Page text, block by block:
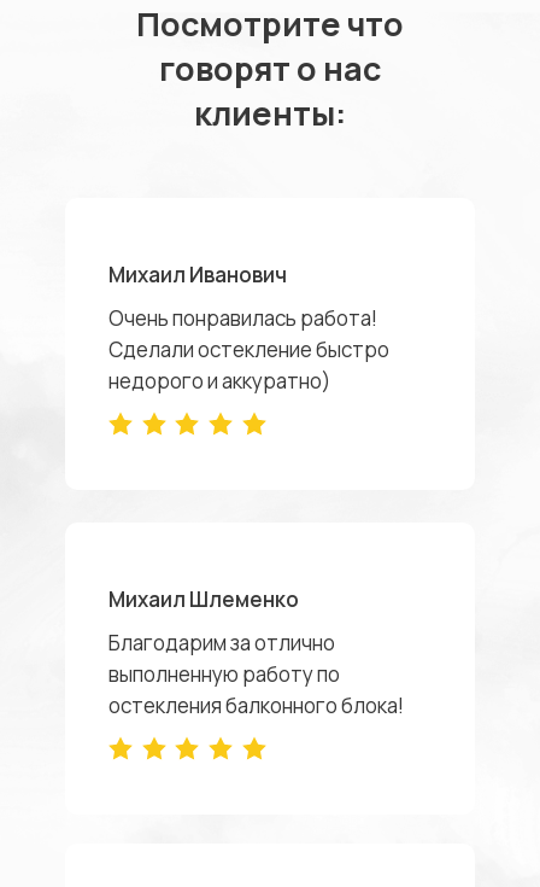
Посмотрите что
говорят о нас
клиенты:
Очень понравилась работа!
Сделали остекление быстро
недорого и аккуратно)
Михаил Иванович
Благодарим за отлично
выполненную работу по
остекления балконного блока!
Михаил Шлеменко